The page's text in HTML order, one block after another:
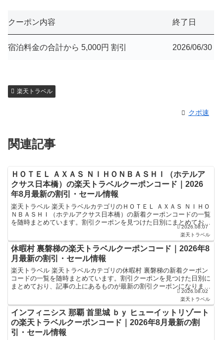
クーポン内容 終了日
宿泊料金の合計から 5,000円 割引 2026/06/30
楽天トラベル
クポ速
関連記事
ＨＯＴＥＬ ＡＸＡＳ ＮＩＨＯＮＢＡＳＨＩ（ホテルア
クサス日本橋）の楽天トラベルクーポンコード｜2026
年8月最新の割引・セール情報
楽天トラベル 楽天トラベルカテゴリのＨＯＴＥＬ ＡＸＡＳ ＮＩＨＯ
ＮＢＡＳＨＩ（ホテルアクサス日本橋）の新着クーポンコードの一覧
を随時まとめています。割引クーポンを見つけた日別にまとめてお
り、記事の上にあるものが最新の割引クーポンになります...2026.08.07
楽天トラベル
休暇村 裏磐梯の楽天トラベルクーポンコード｜2026年8
月最新の割引・セール情報
楽天トラベル 楽天トラベルカテゴリの休暇村 裏磐梯の新着クーポン
コードの一覧を随時まとめています。割引クーポンを見つけた日別に
まとめており、記事の上にあるものが最新の割引クーポンになりま
す。ホテル・旅館宿泊の予約などで使えるクーポンやセール...2026.08.02
楽天トラベル
インフィニシス 那覇 首里城 ｂｙ ヒューイットリゾート
の楽天トラベルクーポンコード｜2026年8月最新の割
引・セール情報